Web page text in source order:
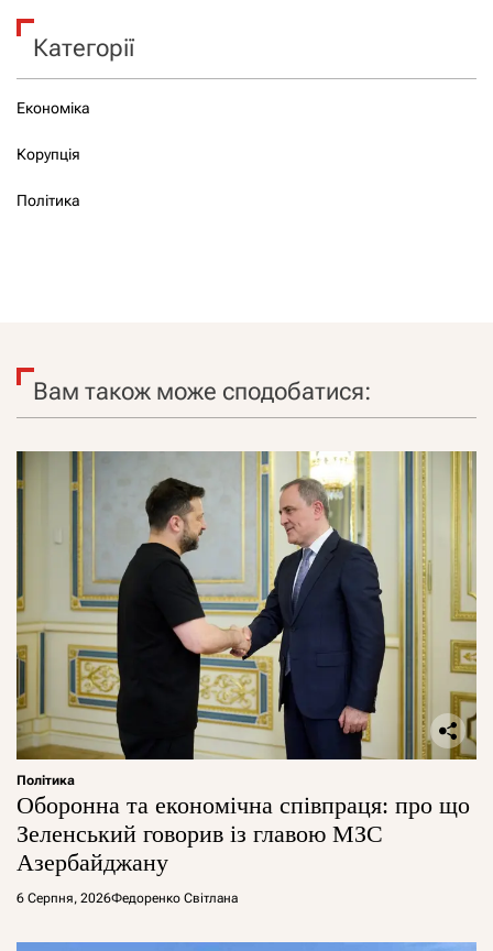
Категорії
Економіка
Корупція
Політика
Вам також може сподобатися:
Політика
Оборонна та економічна співпраця: про що
Зеленський говорив із главою МЗС
Азербайджану
6 Серпня, 2026Федоренко Світлана